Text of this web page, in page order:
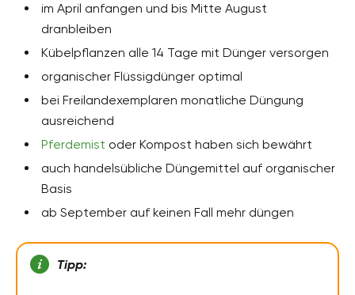
im April anfangen und bis Mitte August
dranbleiben
Kübelpflanzen alle 14 Tage mit Dünger versorgen
organischer Flüssigdünger optimal
bei Freilandexemplaren monatliche Düngung
ausreichend
Pferdemist oder Kompost haben sich bewährt
auch handelsübliche Düngemittel auf organischer
Basis
ab September auf keinen Fall mehr düngen
Tipp: